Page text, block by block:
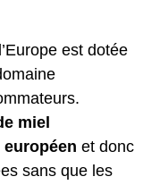
est dotée
miel
et donc
sans que les